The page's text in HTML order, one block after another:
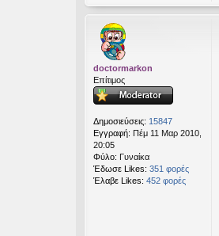
doctormarkon
Επίτιμος
Δημοσιεύσεις: 15847
Εγγραφή: Πέμ 11 Μαρ 2010,
20:05
Φύλο: Γυναίκα
Έδωσε Likes: 351 φορές
Έλαβε Likes: 452 φορές